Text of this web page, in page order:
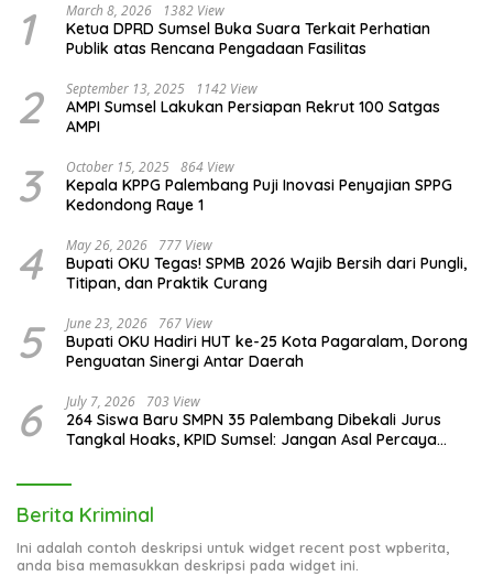
1 March 8, 2026 1382 View
Ketua DPRD Sumsel Buka Suara Terkait Perhatian
Publik atas Rencana Pengadaan Fasilitas
2 September 13, 2025 1142 View
AMPI Sumsel Lakukan Persiapan Rekrut 100 Satgas
AMPI
3 October 15, 2025 864 View
Kepala KPPG Palembang Puji Inovasi Penyajian SPPG
Kedondong Raye 1
4 May 26, 2026 777 View
Bupati OKU Tegas! SPMB 2026 Wajib Bersih dari Pungli,
Titipan, dan Praktik Curang
5 June 23, 2026 767 View
Bupati OKU Hadiri HUT ke-25 Kota Pagaralam, Dorong
Penguatan Sinergi Antar Daerah
6 July 7, 2026 703 View
264 Siswa Baru SMPN 35 Palembang Dibekali Jurus
Tangkal Hoaks, KPID Sumsel: Jangan Asal Percaya
Berita Kriminal
Ini adalah contoh deskripsi untuk widget recent post wpberita,
anda bisa memasukkan deskripsi pada widget ini.